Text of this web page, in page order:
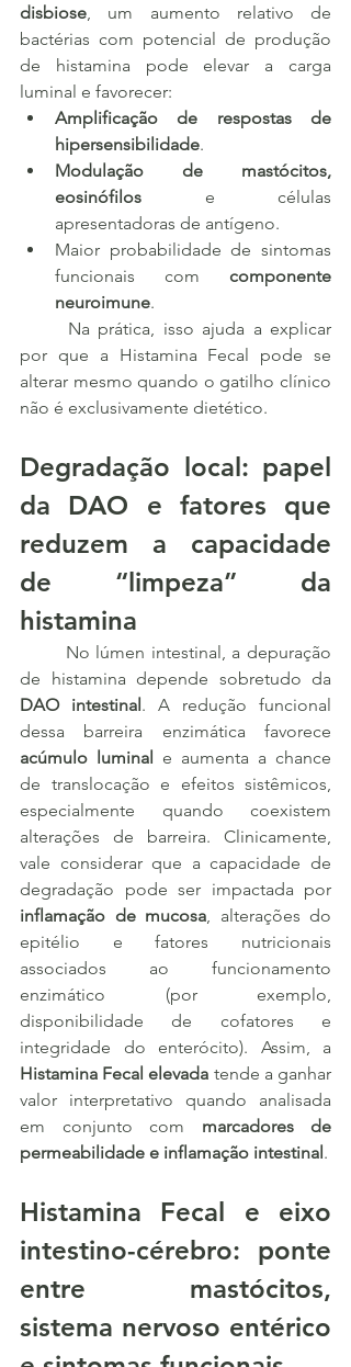
disbiose , um aumento relativo de
bactérias com potencial de produção
de histamina pode elevar a carga
luminal e favorecer:
Amplificação de respostas de
hipersensibilidade.
Modulação de mastócitos,
eosinófilos e células
apresentadoras de antígeno.
Maior probabilidade de sintomas
funcionais com componente
neuroimune.
por que a Histamina Fecal pode se
alterar mesmo quando o gatilho clínico
não é exclusivamente dietético.
Degradação local: papel
da DAO e fatores que
reduzem a capacidade
de “limpeza” da
histamina
DAO intestinal. A redução funcional
acúmulo luminal e aumenta a chance
de translocação e efeitos sistêmicos,
especialmente quando coexistem
alterações de barreira. Clinicamente,
vale considerar que a capacidade de
inflamação de mucosa , alterações do
epitélio e fatores nutricionais
associados ao funcionamento
enzimático (por exemplo,
disponibilidade de cofatores e
Histamina Fecal elevada tende a ganhar
valor interpretativo quando analisada
em conjunto com marcadores de
permeabilidade e inflamação intestinal.
Histamina Fecal e eixo
intestino-cérebro: ponte
entre mastócitos,
sistema nervoso entérico